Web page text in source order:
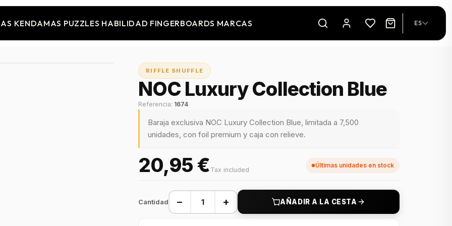
KENDAMAS PUZZLES HABILIDAD FINGERBOARDS MARCAS ES
RIFFLE SHUFFLE
NOC Luxury Collection Blue
Referencia: 1674
Baraja exclusiva NOC Luxury Collection Blue, limitada a 7,500
unidades, con foil premium y caja con relieve.
20,95 € Tax included
Últimas unidades en stock
Cantidad − + AÑADIR A LA CESTA